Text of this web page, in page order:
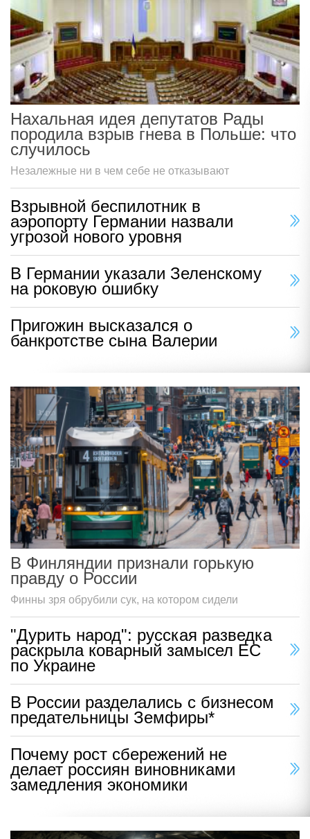
Нахальная идея депутатов Рады
породила взрыв гнева в Польше: что
случилось
Незалежные ни в чем себе не отказывают
Взрывной беспилотник в
аэропорту Германии назвали
угрозой нового уровня
В Германии указали Зеленскому
на роковую ошибку
Пригожин высказался о
банкротстве сына Валерии
В Финляндии признали горькую
правду о России
Финны зря обрубили сук, на котором сидели
"Дурить народ": русская разведка
раскрыла коварный замысел ЕС
по Украине
В России разделались с бизнесом
предательницы Земфиры*
Почему рост сбережений не
делает россиян виновниками
замедления экономики